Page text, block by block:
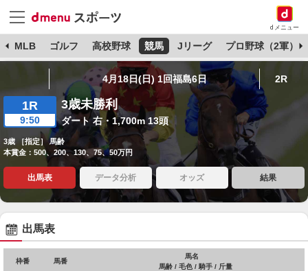
dメニュー
MLB ゴルフ 高校野球 競馬 Jリーグ プロ野球（2軍）
4月18日(日) 1回福島6日 2R
1R
9:50
3歳未勝利
ダート 右・1,700m 13頭
3歳 ［指定］ 馬齢
本賞金：500、200、130、75、50万円
出馬表 データ分析 オッズ 結果
出馬表
枠番 馬番
馬名
馬齢 / 毛色 / 騎手 / 斤量